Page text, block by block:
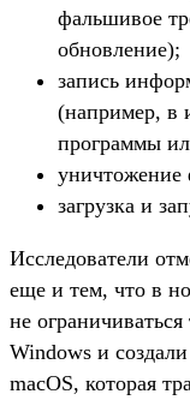
фальшивое
обновление);
запись
(например, в
программы
уничтожение
загрузка и
Исследователи
еще и тем, что в
не
Windows и
macOS, которая